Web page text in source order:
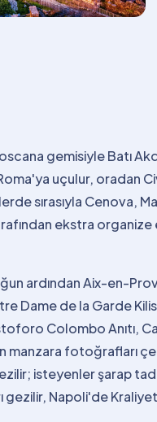
gemisiyle Batı
uçulur, oradan
sırasıyla Cenova,
ekstra organize
ardından Aix-en-
Dame de la Garde
Colombo Anıtı,
manzara fotoğrafları
isteyenler şarap
gezilir, Napoli'de